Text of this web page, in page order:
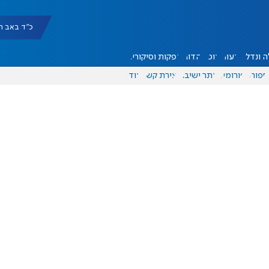
כ"ד באב תשפ"ו
ונדל"ן דעות אוכל יהדות הפקות וסיקורים
ספורט פורומים אתר ישיבה יצירת קשר עוד